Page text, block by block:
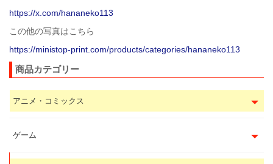
https://x.com/hananeko113
この他の写真はこちら
https://ministop-print.com/products/categories/hananeko113
商品カテゴリー
アニメ・コミックス
ゲーム